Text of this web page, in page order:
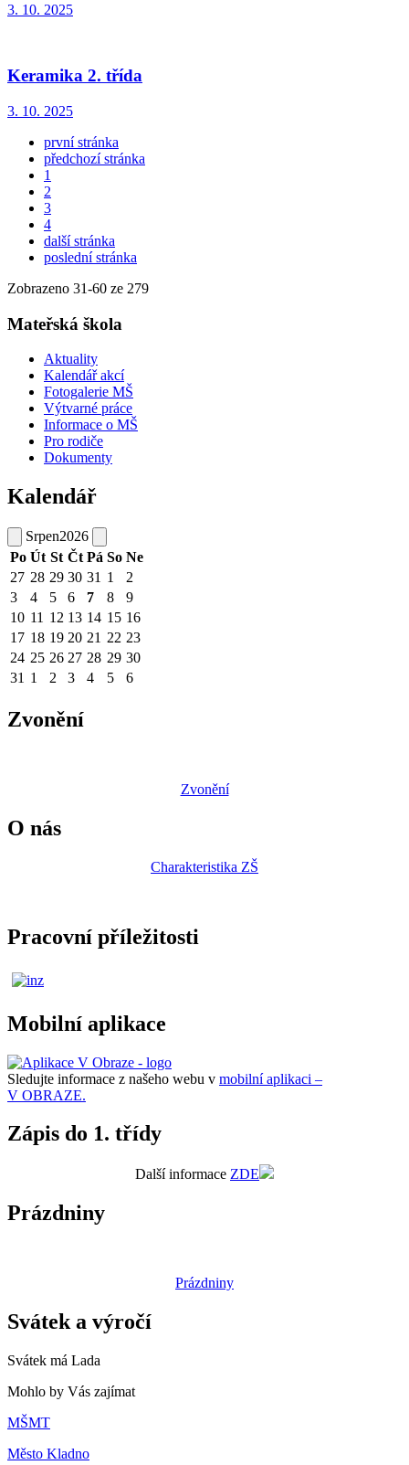
3. 10. 2025
Keramika 2. třída
3. 10. 2025
první stránka
předchozí stránka
1
2
3
4
další stránka
poslední stránka
Zobrazeno 31-60 ze 279
Mateřská škola
Aktuality
Kalendář akcí
Fotogalerie MŠ
Výtvarné práce
Informace o MŠ
Pro rodiče
Dokumenty
Kalendář
Srpen2026
Po Út St Čt Pá So Ne
27 28 29 30 31 1
2
3
4 5 6 7 8
9
10 11 12 13 14 15 16
17 18 19 20 21 22 23
24 25 26 27 28 29 30
31 1 2 3 4 5 6
Zvonění
Zvonění
O nás
Charakteristika ZŠ
Pracovní příležitosti
Mobilní aplikace
Sledujte informace z našeho webu v mobilní aplikaci –
V OBRAZE.
Zápis do 1. třídy
Další informace ZDE
Prázdniny
Prázdniny
Svátek a výročí
Svátek má Lada
Mohlo by Vás zajímat
MŠMT
Město Kladno